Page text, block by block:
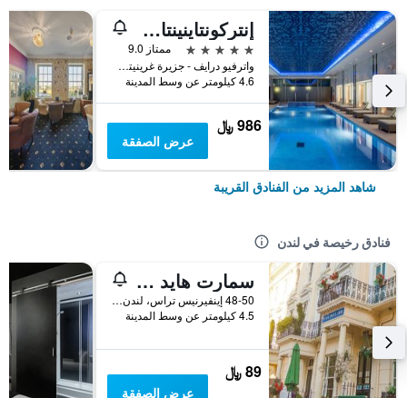
إنتركونتاينينتال ي وندن - ذا أو2 بي آيتش جي
5 نجوم
ممتاز 9.0
واترفيو درايف - جزيرة غرينيتش, لندن, المملكة المتحدة
4.6 كيلومتر عن وسط المدينة
986 ﷼
عرض الصفقة
شاهد المزيد من الفنادق القريبة
فنادق رخيصة في لندن
سمارت هايد بارك إن هوستل
48-50 إينفيرنيس تراس، لندن ، المملكة المتحدة, لندن, المملكة المتحدة
4.5 كيلومتر عن وسط المدينة
89 ﷼
عرض الصفقة